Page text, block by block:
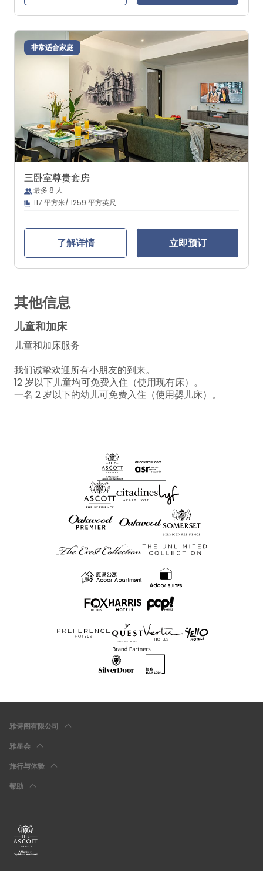
非常适合家庭
三卧室尊贵套房
最多 8 人
117 平方米/ 1259 平方英尺
了解详情 立即预订
其他信息
儿童和加床
儿童和加床服务
我们诚挚欢迎所有小朋友的到来。
12 岁以下儿童均可免费入住（使用现有床）。
一名 2 岁以下的幼儿可免费入住（使用婴儿床）。
雅诗阁有限公司
雅星会
旅行与体验
帮助